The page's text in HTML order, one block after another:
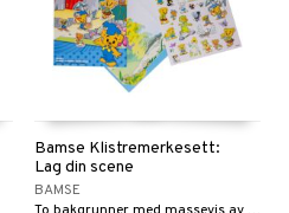
Bamse Klistremerkesett:
Lag din scene
BAMSE